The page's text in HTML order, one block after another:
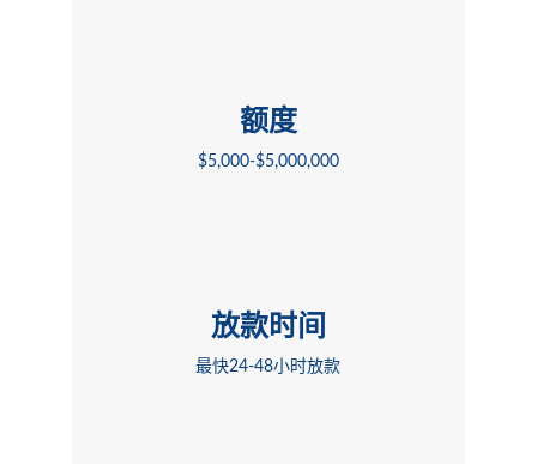
额度
$5,000-$5,000,000
放款时间
最快24-48小时放款